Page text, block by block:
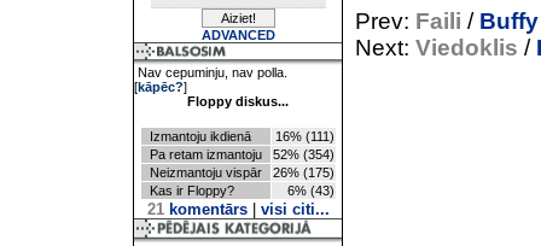
ADVANCED
Nav cepuminju, nav polla.
[kāpēc?]
Floppy diskus...
Izmantoju ikdienā
16% (111)
Pa retam izmantoju
52% (354)
Neizmantoju vispār
26% (175)
Kas ir Floppy?
6% (43)
21komentārs| visi citi...
Prev: Faili /
Next: Viedoklis /